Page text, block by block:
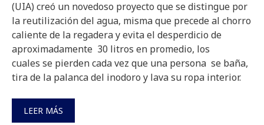
(UIA) creó un novedoso proyecto que se distingue por
la reutilización del agua, misma que precede al chorro
caliente de la regadera y evita el desperdicio de
aproximadamente 30 litros en promedio, los
cuales se pierden cada vez que una persona se baña,
tira de la palanca del inodoro y lava su ropa interior.
LEER MÁS